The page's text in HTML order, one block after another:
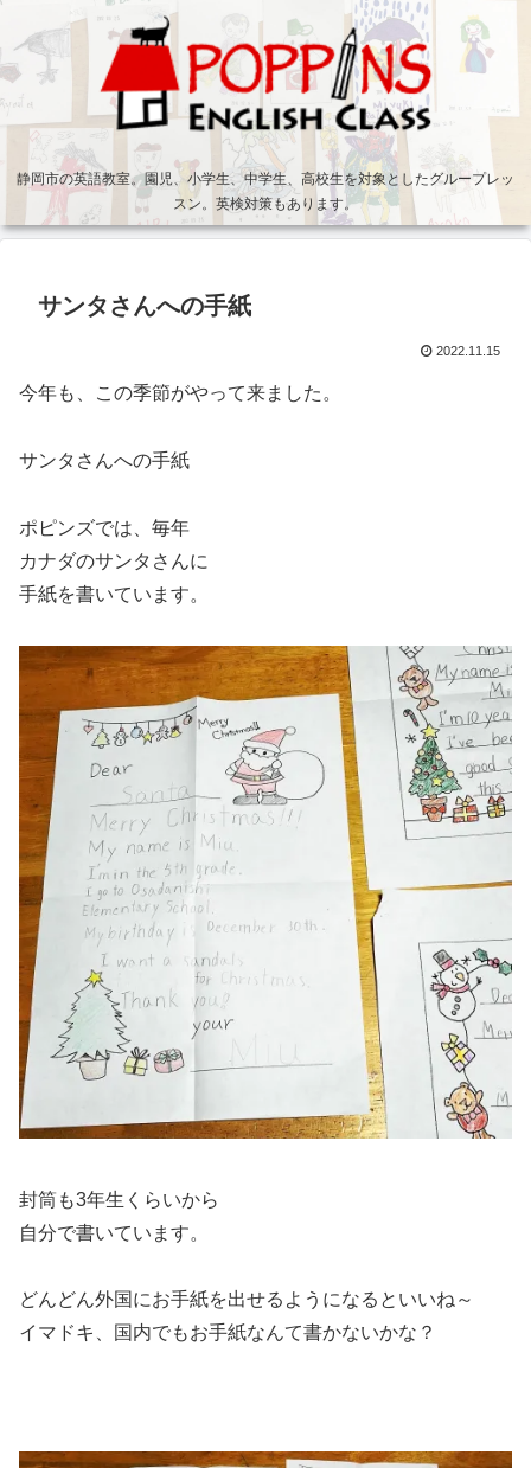
静岡市の英語教室。園児、小学生、中学生、高校生を対象としたグループレッ
スン。英検対策もあります。
サンタさんへの手紙
2022.11.15
今年も、この季節がやって来ました。
サンタさんへの手紙
ポピンズでは、毎年
カナダのサンタさんに
手紙を書いています。
封筒も3年生くらいから
自分で書いています。
どんどん外国にお手紙を出せるようになるといいね～
イマドキ、国内でもお手紙なんて書かないかな？